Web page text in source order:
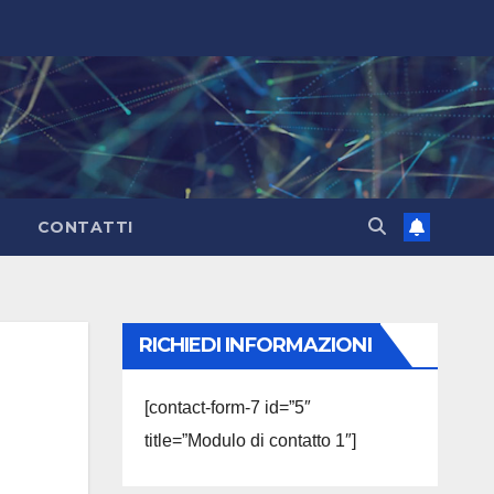
CONTATTI
RICHIEDI INFORMAZIONI
[contact-form-7 id=”5″
title=”Modulo di contatto 1″]